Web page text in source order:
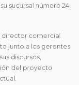
sucursal número 24
director comercial
junto a los gerentes
discursos,
del proyecto